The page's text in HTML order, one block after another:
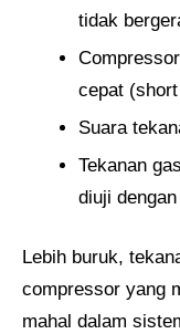
tidak
cepat
Suara
Tekanan
diuji
Lebih buruk,
compressor yang
mahal dalam